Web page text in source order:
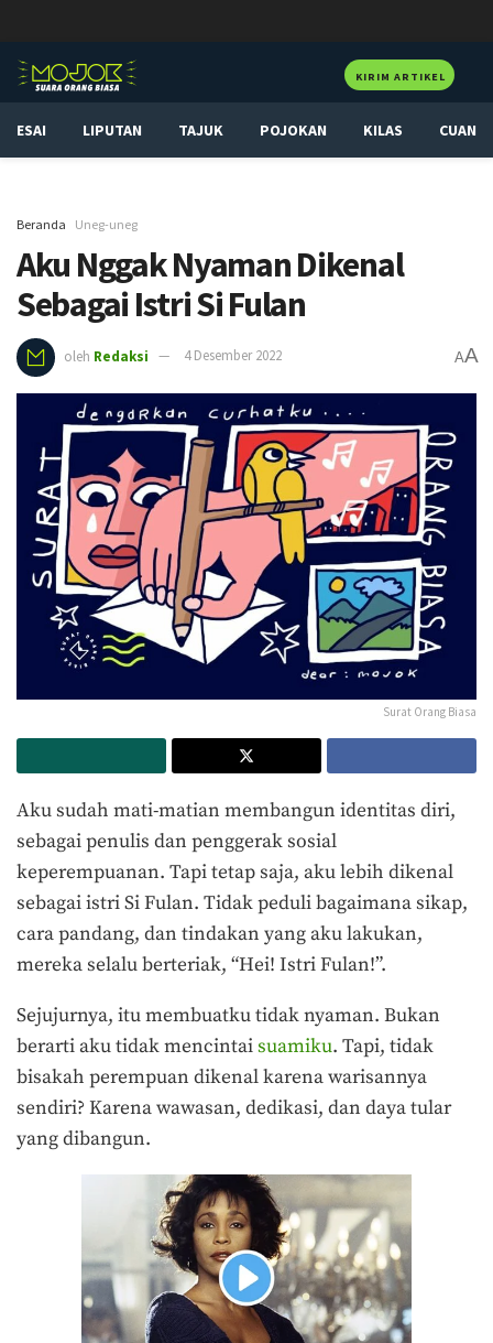
KIRIM ARTIKEL
ESAI LIPUTAN TAJUK POJOKAN KILAS CUAN
Beranda Uneg-uneg
Aku Nggak Nyaman Dikenal
Sebagai Istri Si Fulan
oleh Redaksi 4 Desember 2022 AA
Surat Orang Biasa
Aku sudah mati-matian membangun identitas diri,
sebagai penulis dan penggerak sosial
keperempuanan. Tapi tetap saja, aku lebih dikenal
sebagai istri Si Fulan. Tidak peduli bagaimana sikap,
cara pandang, dan tindakan yang aku lakukan,
mereka selalu berteriak, “Hei! Istri Fulan!”.
Sejujurnya, itu membuatku tidak nyaman. Bukan
berarti aku tidak mencintaisuamiku. Tapi, tidak
bisakah perempuan dikenal karena warisannya
sendiri? Karena wawasan, dedikasi, dan daya tular
yang dibangun.